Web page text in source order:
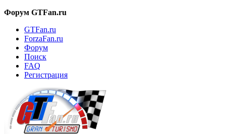
Форум GTFan.ru
GTFan.ru
ForzaFan.ru
Форум
Поиск
FAQ
Регистрация